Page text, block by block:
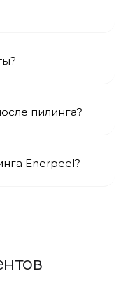
пилинга?
Enerpeel?